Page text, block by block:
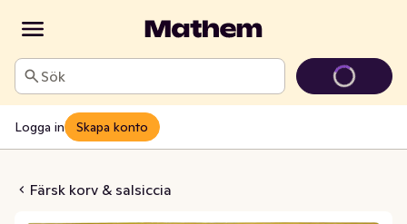
Sök
Logga in Skapa konto
Färsk korv & salsiccia
Fänkål Kötthalt 95%